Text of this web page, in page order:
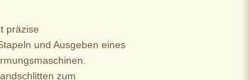
präzise
und Ausgeben eines
zum